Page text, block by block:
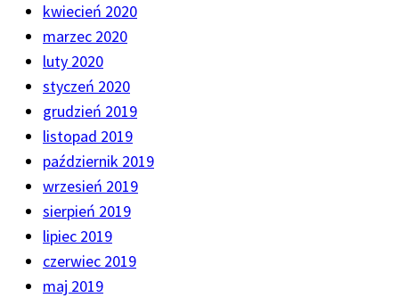
kwiecień 2020
marzec 2020
luty 2020
styczeń 2020
grudzień 2019
listopad 2019
październik 2019
wrzesień 2019
sierpień 2019
lipiec 2019
czerwiec 2019
maj 2019